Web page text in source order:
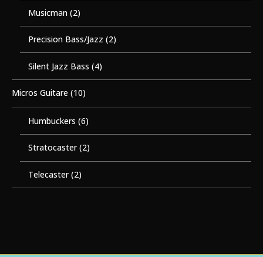
Musicman (2)
Precision Bass/Jazz (2)
Silent Jazz Bass (4)
Micros Guitare (10)
Humbuckers (6)
Stratocaster (2)
Telecaster (2)